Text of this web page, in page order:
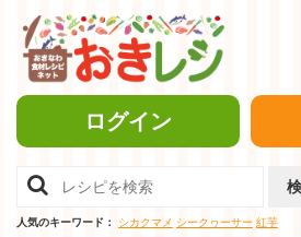
ログイン
人気のキーワード： シカクマメ シークヮーサー 紅芋